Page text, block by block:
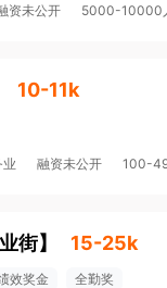
资未公开 5000-10000
10-11k
融资未公开 100-
街】 15-25k
效奖金 全勤奖